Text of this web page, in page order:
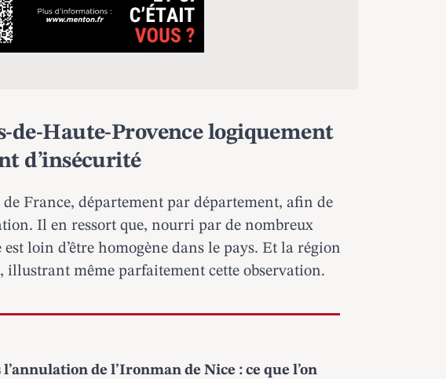
de-Haute-Provence logiquement
d’insécurité
France, département par département, afin de
Il en ressort que, nourri par de nombreux
loin d’être homogène dans le pays.Et la région
illustrant même parfaitement cette observation.
de l’Ironman de Nice : ce que l’on